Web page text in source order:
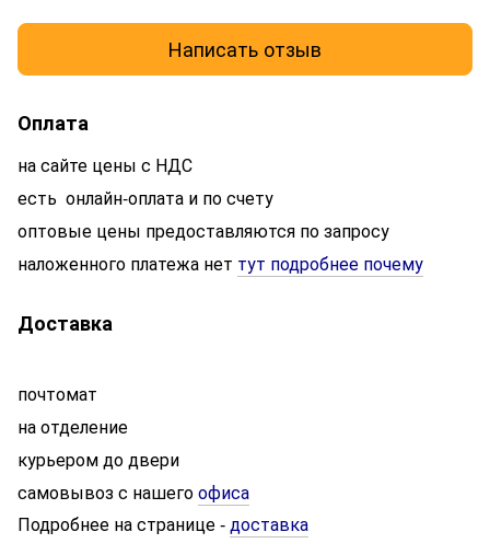
Написать отзыв
Оплата
на сайте цены с НДС
есть онлайн-оплата и по счету
оптовые цены предоставляются по запросу
наложенного платежа нет тут подробнее почему
Доставка
почтомат
на отделение
курьером до двери
самовывоз с нашегоофиса
Подробнее на странице - доставка